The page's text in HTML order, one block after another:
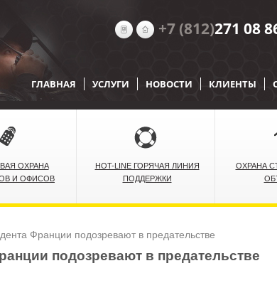
+7 (812)271 08
ГЛАВНАЯ УСЛУГИ НОВОСТИ КЛИЕНТЫ
ОХРАНА
И ОФИСОВ
HOT-LINE ГОРЯЧАЯ ЛИНИЯ
ПОДДЕРЖКИ
ОХРАНА
Франции подозревают в предательстве
подозревают в предательстве